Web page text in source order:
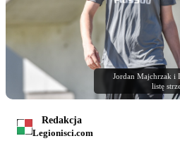
Jordan Majchrzak i
listę
Redakcja
Legionisci.com